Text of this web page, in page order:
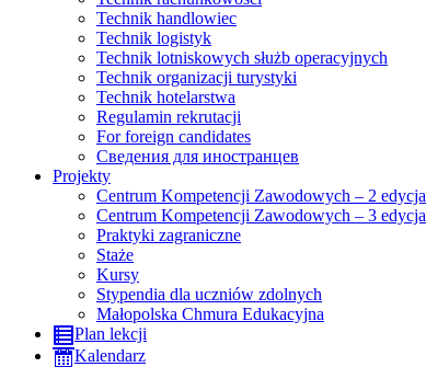
Technik handlowiec
Technik logistyk
Technik lotniskowych służb operacyjnych
Technik organizacji turystyki
Technik hotelarstwa
Regulamin rekrutacji
For foreign candidates
Сведения для иностранцев
Projekty
Centrum Kompetencji Zawodowych – 2 edycja
Centrum Kompetencji Zawodowych – 3 edycja
Praktyki zagraniczne
Staże
Kursy
Stypendia dla uczniów zdolnych
Małopolska Chmura Edukacyjna
Plan lekcji
Kalendarz